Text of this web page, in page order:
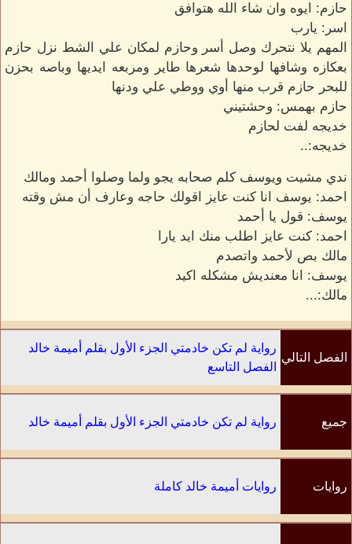
حازم: ايوه وان شاء الله هتوافق
اسر: يارب
المهم يلا نتحرك وصل أسر وحازم لمكان علي الشط نزل حازم
بعكازه وشافها لوحدها شعرها طاير ومربعه ايديها وباصه بحزن
للبحر حازم قرب منها أوي ووطي علي ودنها
حازم بهمس: وحشتيني
خديجه لفت لحازم
خديجه:..
ندي مشيت ويوسف كلم صحابه يجو ولما وصلوا أحمد ومالك
احمد: يوسف انا كنت عايز اقولك حاجه وعارف أن مش وقته
يوسف: قول يا أحمد
احمد: كنت عايز اطلب منك ايد يارا
مالك بص لأحمد واتصدم
يوسف: انا معنديش مشكله اكيد
مالك:...
الفصل التالي
رواية لم تكن خادمتي الجزء الأول بقلم أميمة خالد
الفصل التاسع
جميع رواية لم تكن خادمتي الجزء الأول بقلم أميمة خالد
روايات روايات أميمة خالد كاملة